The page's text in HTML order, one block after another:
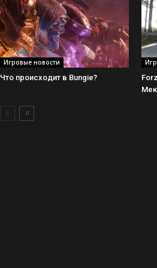
Игровые новости
Что происходит в Bungie?